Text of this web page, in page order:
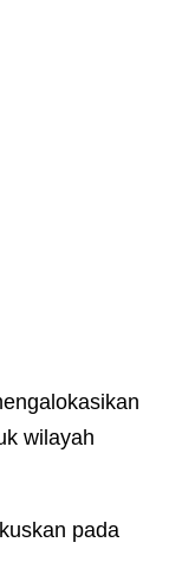
wilayah
pada